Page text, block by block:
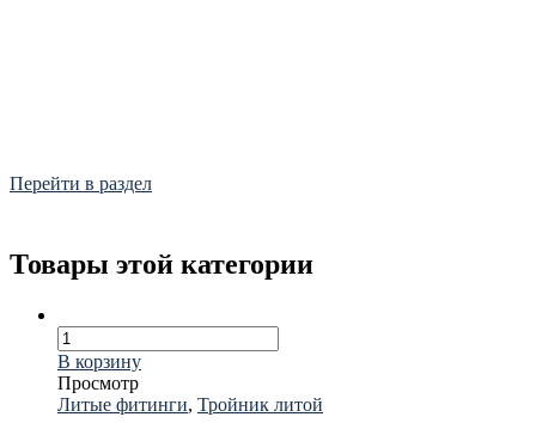
Перейти в раздел
Товары этой категории
В корзину
Просмотр
Литые фитинги, Тройник литой